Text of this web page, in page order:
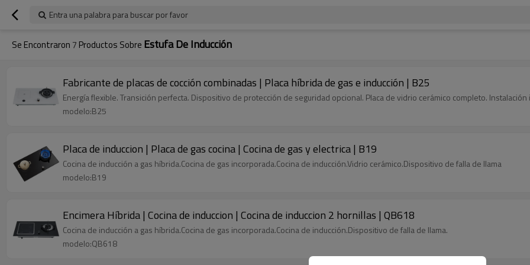
Entra una palabra para buscar por favor
Se Encontraron 7 Productos Sobre Estufa De Inducción
Fabricante de placas de cocción combinadas | Placa híbrida de gas e inducción | B25
Energía flexible. Transición perfecta. Dispositivo de protección de seguridad opcional. Placa de vidrio cerámico completo.
modelo:B25
Placa de induccion | Placa de gas cocina | Cocina de gas y electrica | B19
Cocina de inducción a gas híbrida.Cocina de gas incorporada.Cocina de inducción.Vidrio cerámico.Dispositivo de falla de llama
modelo:B19
Encimera Híbrida | Cocina de induccion | Cocina de induccion 2 hornillas | QB618
Cocina de inducción a gas híbrida.Cocina de gas incorporada.Cocina de inducción.Dispositivo de falla de llama.
modelo:QB618